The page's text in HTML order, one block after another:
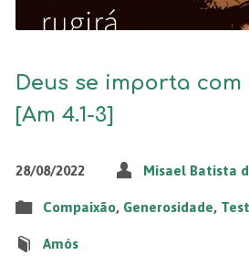
Deus se importa
[Am 4.1-3]
28/08/2022 Misael Batista
Compaixão, Generosidade,
Amós